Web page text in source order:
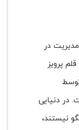
در
پرویز
در دنیایی
نیستند،